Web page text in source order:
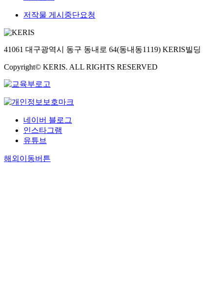
저작물 게시중단요청
41061 대구광역시 동구 동내로 64(동내동1119) KERIS빌딩
Copyright© KERIS. ALL RIGHTS RESERVED
네이버 블로그
인스타그램
유튜브
해외이동버튼